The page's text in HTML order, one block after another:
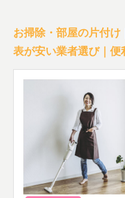
お掃除・部屋の片付
表が安い業者選び｜